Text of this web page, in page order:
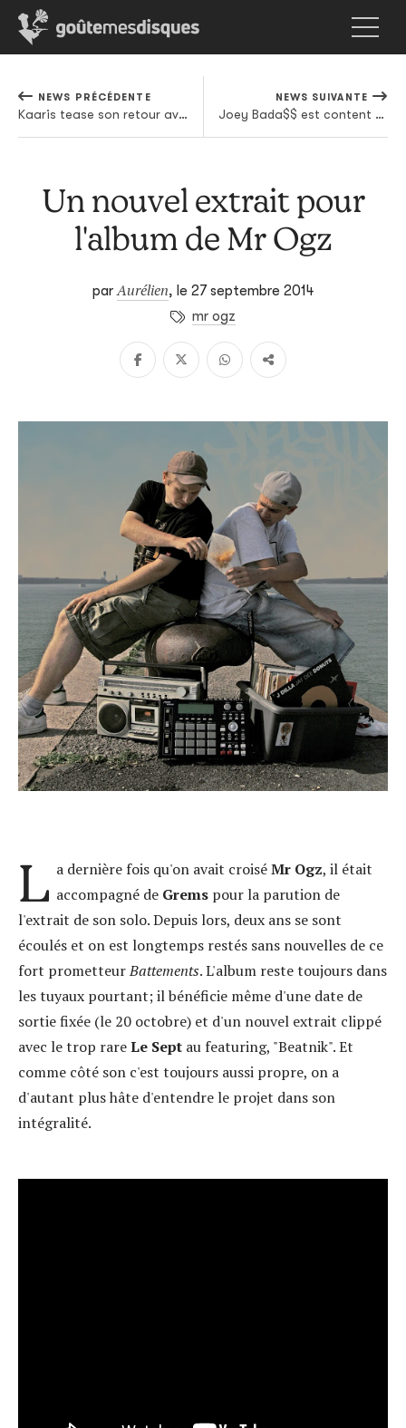
NEWS PRÉCÉDENTE
Kaaris tease son retour avec un titre gratuit
NEWS SUIVANTE
Joey Bada$$ est content d'avoir bouclé son album et en partage un extrait
Un nouvel extrait pour
l'album de Mr Ogz
parAurélien, le 27 septembre 2014
mr ogz
L a dernière fois qu'on avait croiséMr Ogz, il était
accompagné de Gremspour la parution de
l'extrait de son solo. Depuis lors, deux ans se sont
écoulés et on est longtemps restés sans nouvelles de ce
fort prometteurBattements. L'album reste toujours dans
les tuyaux pourtant; il bénéficie même d'une date de
sortie fixée (le 20 octobre) et d'un nouvel extrait clippé
avec le trop rareLe Sept au featuring, "Beatnik". Et
comme côté son c'est toujours aussi propre, on a
d'autant plus hâte d'entendre le projet dans son
intégralité.